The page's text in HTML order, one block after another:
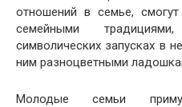
отношений в семье,
семейными
символических запусках в
ним разноцветными
Молодые семьи